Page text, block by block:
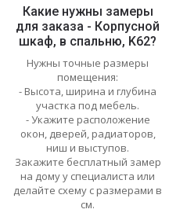
Какие нужны замеры
для заказа - Корпусной
шкаф, в спальню, K62?
Нужны точные размеры
помещения:
- Высота, ширина и глубина
участка под мебель.
- Укажите расположение
окон, дверей, радиаторов,
ниш и выступов.
Закажите бесплатный замер
на дому у специалиста или
делайте схему с размерами в
см.